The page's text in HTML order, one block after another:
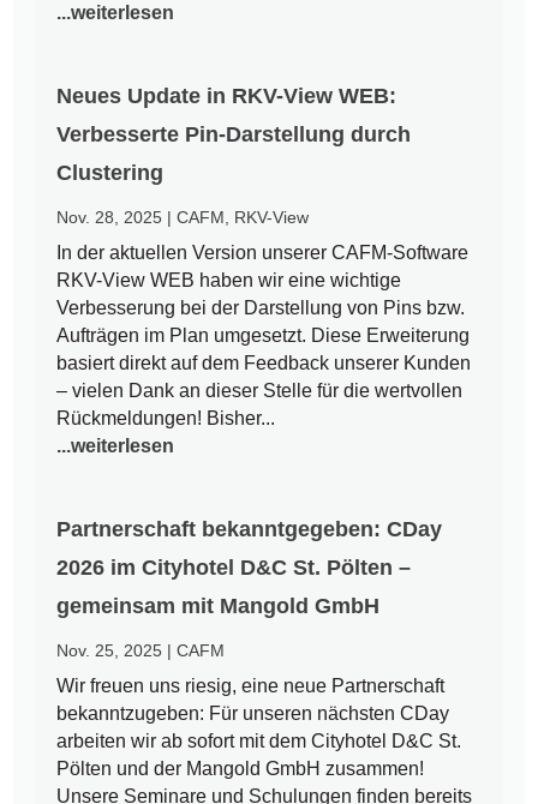
...weiterlesen
Neues Update in RKV-View WEB:
Verbesserte Pin-Darstellung durch
Clustering
Nov. 28, 2025 |CAFM RKV-View
In der aktuellen Version unserer CAFM-Software
RKV-View WEB haben wir eine wichtige
Verbesserung bei der Darstellung von Pins bzw.
Aufträgen im Plan umgesetzt. Diese Erweiterung
basiert direkt auf dem Feedback unserer Kunden
– vielen Dank an dieser Stelle für die wertvollen
Rückmeldungen! Bisher...
...weiterlesen
Partnerschaft bekanntgegeben: CDay
2026 im Cityhotel D&C St. Pölten –
gemeinsam mit Mangold GmbH
Nov. 25, 2025 |CAFM
Wir freuen uns riesig, eine neue Partnerschaft
bekanntzugeben: Für unseren nächsten CDay
arbeiten wir ab sofort mit dem Cityhotel D&C St.
Pölten und der Mangold GmbH zusammen!
Unsere Seminare und Schulungen finden bereits